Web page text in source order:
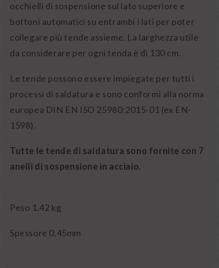
occhielli di sospensione sul lato superiore e
bottoni automatici su entrambi i lati per poter
collegare più tende assieme. La larghezza utile
da considerare per ogni tenda è di 130 cm.
Le tende possono essereimpiegate per tutti i
processi di saldatura e sono conformi alla norma
europea DIN EN ISO 25980:2015-01 (ex EN-
1598).
Tutte le tende di saldatura sono fornite con 7
anelli di sospensione in acciaio.
Peso 1.42 kg
Spessore 0.45mm